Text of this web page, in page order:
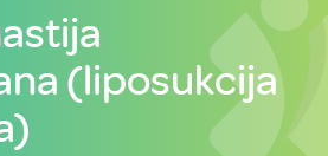
(liposukcija